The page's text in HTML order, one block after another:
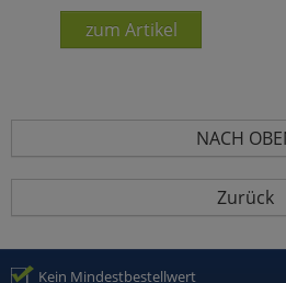
zum Artikel
NACH
Zurück
Kein Mindestbestellwert